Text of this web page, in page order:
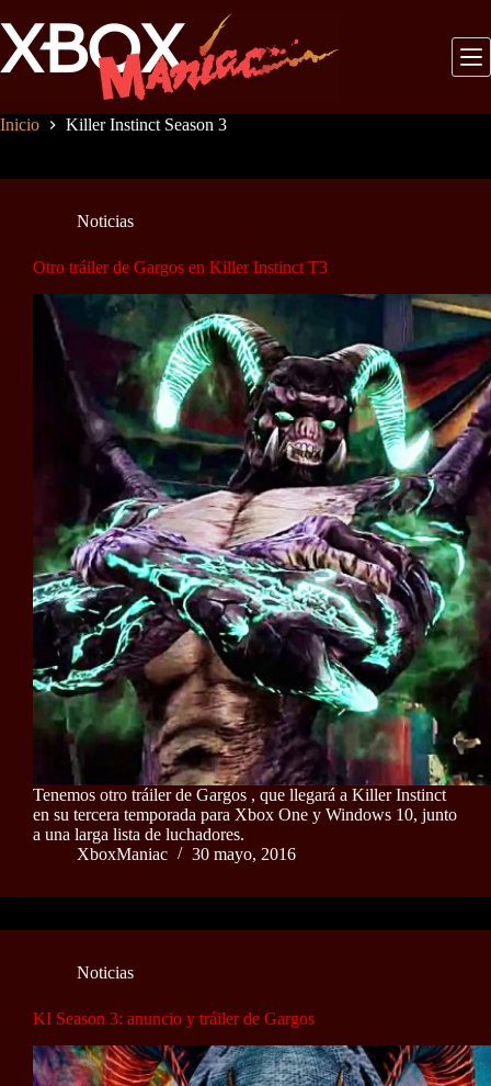
al
contenido
Inicio Killer Instinct Season 3
Noticias
Otro tráiler de Gargos en Killer Instinct T3
Tenemos otro tráiler de Gargos , que llegará a Killer Instinct
en su tercera temporada para Xbox One y Windows 10, junto
a una larga lista de luchadores.
XboxManiac
30 mayo, 2016
Noticias
KI Season 3: anuncio y tráiler de Gargos